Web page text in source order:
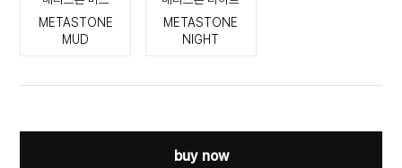
METASTONE
MUD
METASTONE
NIGHT
buy now